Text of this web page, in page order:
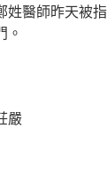
姓醫師昨天被
。
嚴